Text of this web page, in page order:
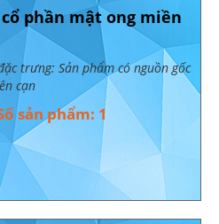
phần mật ong miền
trưng: Sản phẩm có nguồn gốc
cạn
sản phẩm: 1